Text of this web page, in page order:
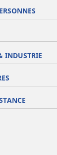
INDUSTRIE